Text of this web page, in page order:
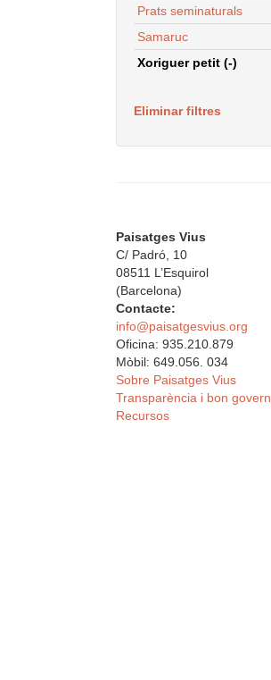
Prats seminaturals
Samaruc
Xoriguer petit (-)
Eliminar filtres
Paisatges Vius
C/ Padró, 10
08511 L’Esquirol
(Barcelona)
Contacte:
info@paisatgesvius.org
Oficina: 935.210.879
Mòbil: 649.056. 034
Sobre Paisatges Vius
Transparència i bon govern
Recursos